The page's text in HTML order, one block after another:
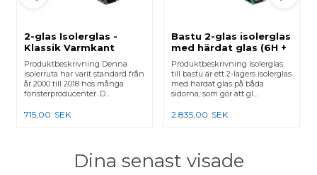
2-glas Isolerglas -
Klassik Varmkant
Produktbeskrivning Denna
isolerruta har varit standard från
år 2000 till 2018 hos många
fönsterproducenter. D...
715,00 SEK
Bastu 2-glas isolerglas
med härdat glas (6H +
6H)
Produktbeskrivning Isolerglas
till bastu är ett 2-lagers isolerglas
med härdat glas på båda
sidorna, som gör att gl...
2.835,00 SEK
Dina senast visade